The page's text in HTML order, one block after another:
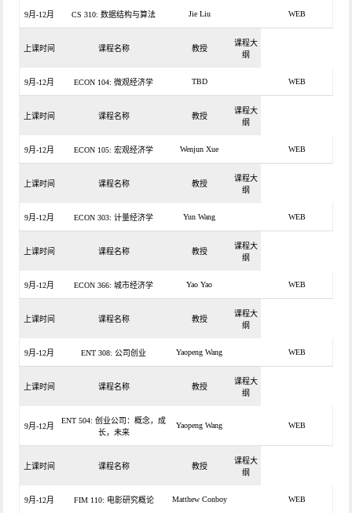
9月-12月 CS 310: 数据结构与算法 Jie Liu WEB
上课时间 课程名称 教授
课程大
纲
9月-12月 ECON 104: 微观经济学 TBD WEB
上课时间 课程名称 教授
课程大
纲
9月-12月 ECON 105: 宏观经济学 Wenjun Xue WEB
上课时间 课程名称 教授
课程大
纲
9月-12月 ECON 303: 计量经济学 Yun Wang WEB
上课时间 课程名称 教授
课程大
纲
9月-12月 ECON 366: 城市经济学 Yao Yao WEB
上课时间 课程名称 教授
课程大
纲
9月-12月 ENT 308: 公司创业 Yaopeng Wang WEB
上课时间 课程名称 教授
课程大
纲
9月-12月
ENT 504: 创业公司：概念，成
长，未来
Yaopeng Wang WEB
上课时间 课程名称 教授
课程大
纲
9月-12月 FIM 110: 电影研究概论 Matthew Conboy WEB